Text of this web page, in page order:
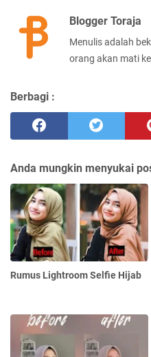
Blogger Toraja
Menulis adalah
orang akan mati
Berbagi :
Anda mungkin menyukai
Rumus Lightroom Selfie Hijab